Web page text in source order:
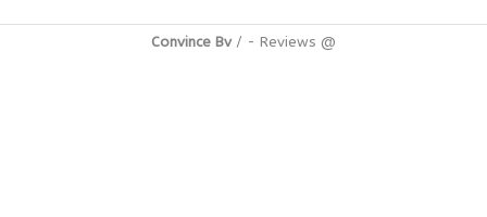
Convince Bv/ - Reviews @